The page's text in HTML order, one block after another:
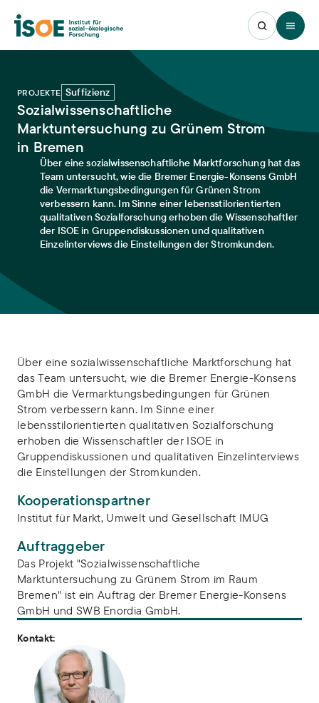
Open
PROJEKTE Suffizienz
Sozialwissenschaftliche
Marktuntersuchung zu Grünem Strom
in Bremen
Über eine sozialwissenschaftliche Marktforschung hat das
Team untersucht, wie die Bremer Energie-Konsens GmbH
die Vermarktungsbedingungen für Grünen Strom
verbessern kann. Im Sinne einer lebensstilorientierten
qualitativen Sozialforschung erhoben die Wissenschaftler
der ISOE in Gruppendiskussionen und qualitativen
Einzelinterviews die Einstellungen der Stromkunden.
Über eine sozialwissenschaftliche Marktforschung hat
das Team untersucht, wie die Bremer Energie-Konsens
GmbH die Vermarktungsbedingungen für Grünen
Strom verbessern kann. Im Sinne einer
lebensstilorientierten qualitativen Sozialforschung
erhoben die Wissenschaftler der ISOE in
Gruppendiskussionen und qualitativen Einzelinterviews
die Einstellungen der Stromkunden.
Kooperationspartner
Institut für Markt, Umwelt und Gesellschaft IMUG
Auftraggeber
Das Projekt "Sozialwissenschaftliche
Marktuntersuchung zu Grünem Strom im Raum
Bremen" ist ein Auftrag der Bremer Energie-Konsens
GmbH und SWB Enordia GmbH.
Kontakt: